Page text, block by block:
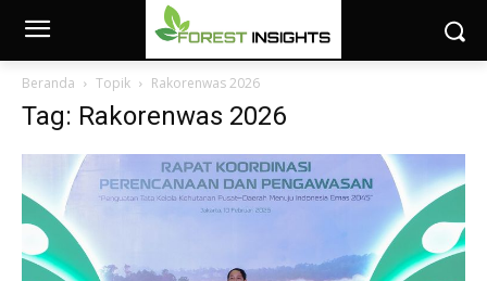
Beranda Topik Rakorenwas 2026
Tag: Rakorenwas 2026